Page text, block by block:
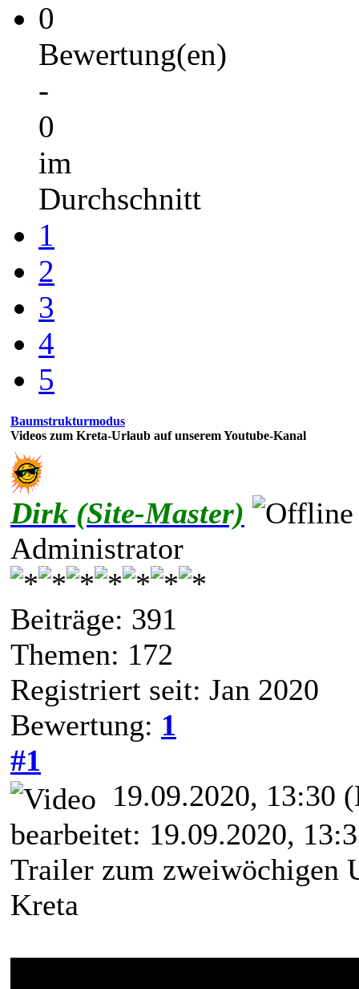
0
Bewertung(en)
-
0
im
Durchschnitt
1
2
3
4
5
Baumstrukturmodus
Videos zum Kreta-Urlaub auf unserem Youtube-Kanal
Dirk (Site-Master)
Administrator
Beiträge: 391
Themen: 172
Registriert seit: Jan 2020
Bewertung: 1
#1
19.09.2020, 13:30
bearbeitet: 19.09.2020,
Trailer zum zweiwöchigen
Kreta